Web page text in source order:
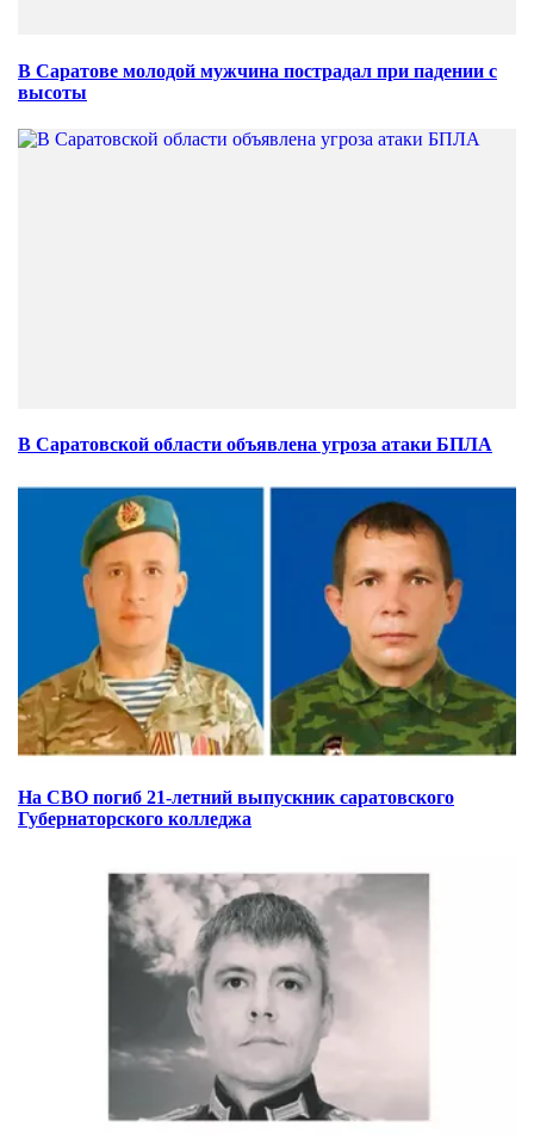
В Саратове молодой мужчина пострадал при падении с
высоты
В Саратовской области объявлена угроза атаки БПЛА
На СВО погиб 21-летний выпускник саратовского
Губернаторского колледжа